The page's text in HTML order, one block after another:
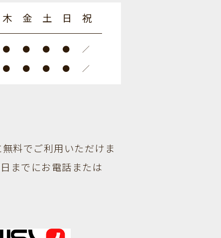
木 金 土 日 祝
● ● ● ● ／
● ● ● ● ／
料でご利用いただけま
までにお電話または